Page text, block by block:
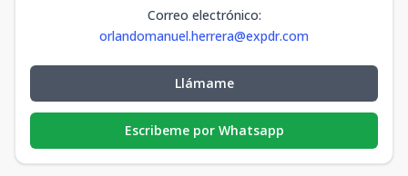
Correo electrónico:
orlandomanuel.herrera@expdr.com
Llámame
Escribeme por Whatsapp